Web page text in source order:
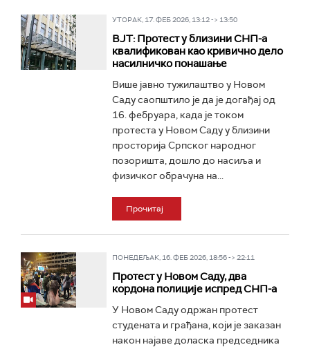
УТОРАК, 17. ФЕБ 2026, 13:12 -> 13:50
ВЈТ: Протест у близини СНП-а
квалификован као кривично дело
насилничко понашање
Више јавно тужилаштво у Новом
Саду саопштило је да је догађај од
16. фебруара, када је током
протеста у Новом Саду у близини
просторија Српског народног
позоришта, дошло до насиља и
физичког обрачуна на...
Прочитај
ПОНЕДЕЉАК, 16. ФЕБ 2026, 18:56 -> 22:11
Протест у Новом Саду, два
кордона полиције испред СНП-а
У Новом Саду одржан протест
студената и грађана, који је заказан
након најаве доласка председника